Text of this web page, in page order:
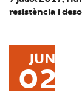
resistència i
JUN
02